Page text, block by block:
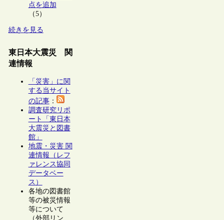
点を追加
（5）
続きを見る
東日本大震災 関
連情報
「災害」に関
する当サイト
の記事：
調査研究リポ
ート「東日本
大震災と図書
館」
地震・災害 関
連情報（レフ
ァレンス協同
データベー
ス）
各地の図書館
等の被災情報
等について
（外部リン